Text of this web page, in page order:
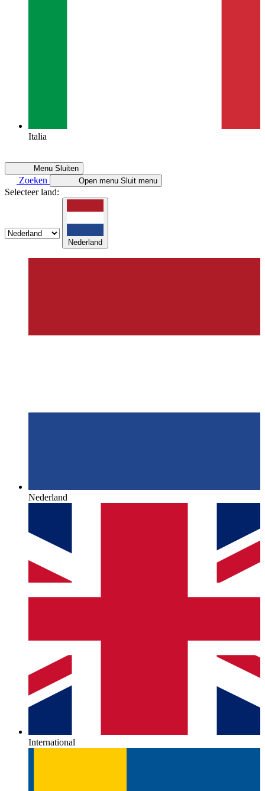
Italia
Menu Sluiten
Zoeken Open menu Sluit menu
Selecteer land:
Nederland
Nederland
International